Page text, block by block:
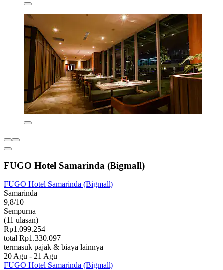
FUGO Hotel Samarinda (Bigmall)
FUGO Hotel Samarinda (Bigmall)
Samarinda
9,8/10
Sempurna
(11 ulasan)
Rp1.099.254
total Rp1.330.097
termasuk pajak & biaya lainnya
20 Agu - 21 Agu
FUGO Hotel Samarinda (Bigmall)